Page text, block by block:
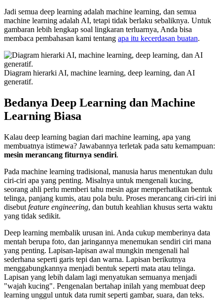
Jadi semua deep learning adalah machine learning, dan semua
machine learning adalah AI, tetapi tidak berlaku sebaliknya. Untuk
gambaran lebih lengkap soal lingkaran terluarnya, Anda bisa
membaca pembahasan kami tentang apa itu kecerdasan buatan.
Diagram hierarki AI, machine learning, deep learning, dan AI
generatif.
Bedanya Deep Learning dan Machine
Learning Biasa
Kalau deep learning bagian dari machine learning, apa yang
membuatnya istimewa? Jawabannya terletak pada satu kemampuan:
mesin merancang fiturnya sendiri.
Pada machine learning tradisional, manusia harus menentukan dulu
ciri-ciri apa yang penting. Misalnya untuk mengenali kucing,
seorang ahli perlu memberi tahu mesin agar memperhatikan bentuk
telinga, panjang kumis, atau pola bulu. Proses merancang ciri-ciri ini
disebut feature engineering, dan butuh keahlian khusus serta waktu
yang tidak sedikit.
Deep learning membalik urusan ini. Anda cukup memberinya data
mentah berupa foto, dan jaringannya menemukan sendiri ciri mana
yang penting. Lapisan-lapisan awal mungkin mengenali hal
sederhana seperti garis tepi dan warna. Lapisan berikutnya
menggabungkannya menjadi bentuk seperti mata atau telinga.
Lapisan yang lebih dalam lagi menyatukan semuanya menjadi
"wajah kucing". Pengenalan bertahap inilah yang membuat deep
learning unggul untuk data rumit seperti gambar, suara, dan teks.